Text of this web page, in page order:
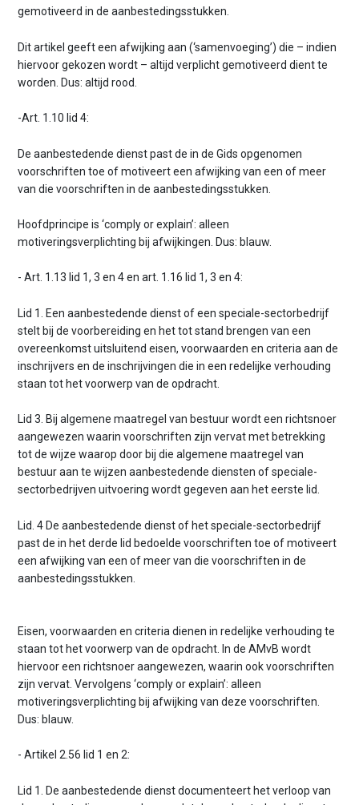
gemotiveerd in de aanbestedingsstukken.
Dit artikel geeft een afwijking aan (‘samenvoeging’) die – indien
hiervoor gekozen wordt – altijd verplicht gemotiveerd dient te
worden. Dus: altijd rood.
-Art. 1.10 lid 4:
De aanbestedende dienst past de in de Gids opgenomen
voorschriften toe of motiveert een afwijking van een of meer
van die voorschriften in de aanbestedingsstukken.
Hoofdprincipe is ‘comply or explain’: alleen
motiveringsverplichting bij afwijkingen. Dus: blauw.
- Art. 1.13 lid 1, 3 en 4 en art. 1.16 lid 1, 3 en 4:
Lid 1. Een aanbestedende dienst of een speciale-sectorbedrijf
stelt bij de voorbereiding en het tot stand brengen van een
overeenkomst uitsluitend eisen, voorwaarden en criteria aan de
inschrijvers en de inschrijvingen die in een redelijke verhouding
staan tot het voorwerp van de opdracht.
Lid 3. Bij algemene maatregel van bestuur wordt een richtsnoer
aangewezen waarin voorschriften zijn vervat met betrekking
tot de wijze waarop door bij die algemene maatregel van
bestuur aan te wijzen aanbestedende diensten of speciale-
sectorbedrijven uitvoering wordt gegeven aan het eerste lid.
Lid. 4 De aanbestedende dienst of het speciale-sectorbedrijf
past de in het derde lid bedoelde voorschriften toe of motiveert
een afwijking van een of meer van die voorschriften in de
aanbestedingsstukken.
Eisen, voorwaarden en criteria dienen in redelijke verhouding te
staan tot het voorwerp van de opdracht. In de AMvB wordt
hiervoor een richtsnoer aangewezen, waarin ook voorschriften
zijn vervat. Vervolgens ‘comply or explain’: alleen
motiveringsverplichting bij afwijking van deze voorschriften.
Dus: blauw.
- Artikel 2.56 lid 1 en 2:
Lid 1. De aanbestedende dienst documenteert het verloop van